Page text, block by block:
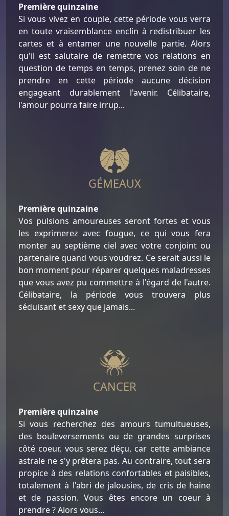
Première quinzaine
Si vous vivez en couple, cette période vous verra
en toute vraisemblance enclin à redistribuer les
cartes et à entamer une nouvelle partie. Alors
qu'il est salutaire de remettre vos relations en
question de temps en temps, prenez soin de ne
prendre en cette période aucune décision
engageant durablement l'avenir. Célibataire,
l'amour pourra faire irrup...
GÉMEAUX
Première quinzaine
Vos pulsions amoureuses seront fortes et vous
les exprimerez avec fougue, ce qui vous fera
monter au septième ciel avec votre conjoint ou
partenaire quand vous voudrez. Ce serait aussi le
bon moment pour réparer quelques maladresses
que vous avez pu commettre à l'égard de l'autre.
Célibataire, la période vous trouvera plus
séduisant et sexy que jamais...
CANCER
Première quinzaine
Si vous recherchez des amours tumultueuses,
des bouleversements ou de grandes surprises
côté coeur, vous serez déçu, car cette ambiance
astrale ne s'y prêtera pas. Au contraire, tout sera
propice à des relations confortables et paisibles,
totalement à l'abri de jalousies, de cris de haine
et de passion. Vous êtes encore un coeur à
prendre ? Alors vous...